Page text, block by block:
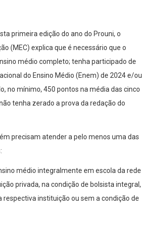
primeira edição do ano do Prouni, o
(MEC) explica que é necessário que o
médio completo; tenha participado de
do Ensino Médio (Enem) de 2024 e/ou
no mínimo, 450 pontos na média das cinco
tenha zerado a prova da redação do
precisam atender a pelo menos uma das
médio integralmente em escola da rede
privada, na condição de bolsista integral,
respectiva instituição ou sem a condição de